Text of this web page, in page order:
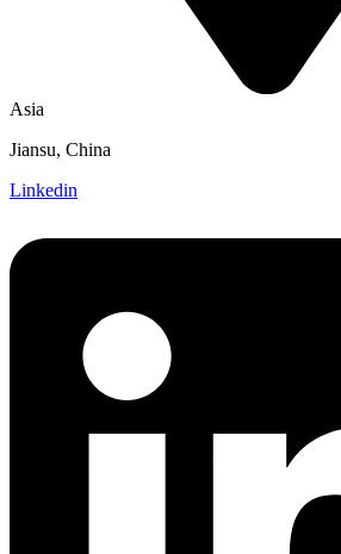
Asia
Jiansu, China
Linkedin